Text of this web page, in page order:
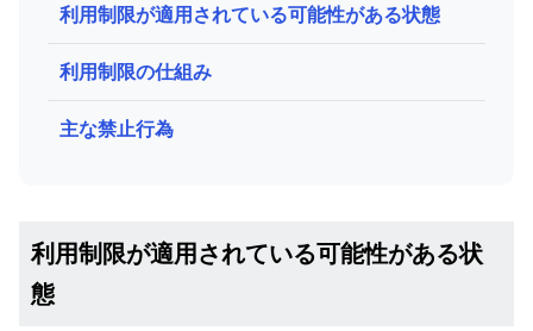
利用制限が適用されている可能性がある状態
利用制限の仕組み
主な禁止行為
利用制限が適用されている可能性がある状
態